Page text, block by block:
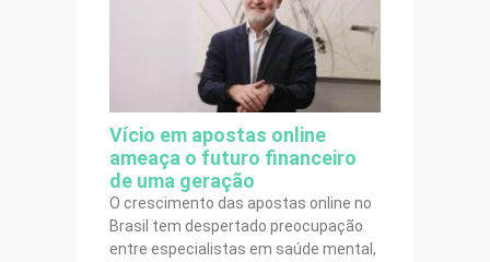
Vício em apostas online
ameaça o futuro financeiro
de uma geração
O crescimento das apostas online no
Brasil tem despertado preocupação
entre especialistas em saúde mental,